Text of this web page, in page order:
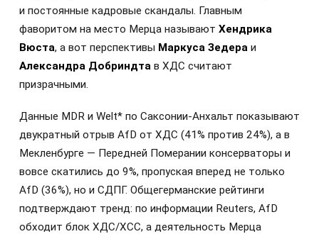
и постоянные кадровые скандалы. Главным
фаворитом на место Мерца называют Хендрика
Вюста, а вот перспективы Маркуса Зедера и
Александра Добриндта в ХДС считают
призрачными.
Данные MDR и Welt* по Саксонии-Анхальт показывают
двукратный отрыв AfD от ХДС (41% против 24%), а в
Мекленбурге — Передней Померании консерваторы и
вовсе скатились до 9%, пропуская вперед не только
AfD (36%), но и СДПГ. Общегерманские рейтинги
подтверждают тренд: по информации Reuters, AfD
обходит блок ХДС/ХСС, а деятельность Мерца